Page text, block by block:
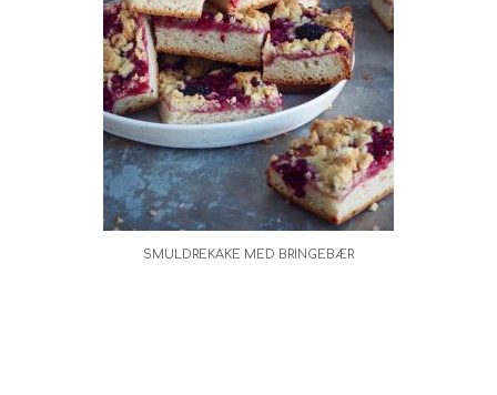
SMULDREKAKE MED BRINGEBÆR